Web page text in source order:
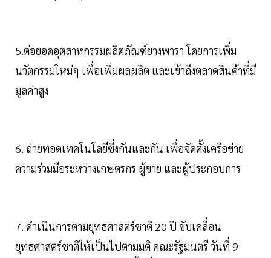
5.ต่อยอดอุตสาหกรรมผลิตภัณฑ์ยางพารา โดยการเพิ่ม
นวัตกรรมใหม่ๆ เพื่อเพิ่มผลผลิต และเข้าถึงตลาดสินค้าที่มี
มูลค่าสูง
6. ถ่ายทอดเทคโนโลยีซึ่งกันและกัน เพื่อจัดตั้งเครือข่าย
ความร่วมมือระหว่างเกษตรกร ผู้ขาย และผู้ประกอบการ
7. ดำเนินการตามยุทธศาสตร์ชาติ 20 ปี ขับเคลื่อน
ยุทธศาสตร์ชาติให้เป็นไปตามมติ คณะรัฐมนตรี วันที่ 9